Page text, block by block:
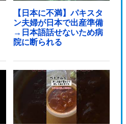
【日本に不満】パキスタ
ン夫婦が日本で出産準備
→日本語話せないため病
院に断られる